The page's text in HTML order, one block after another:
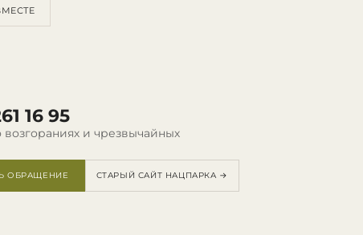
16 95
и чрезвычайных
ОБРАЩЕНИЕ СТАРЫЙ САЙТ НАЦПАРКА →